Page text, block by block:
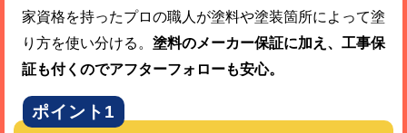
家資格を持ったプロの職人が塗料や塗装箇所によって塗
り方を使い分ける。 塗料のメーカー保証に加え、工事保
証も付くのでアフターフォローも安心。
ポイント1